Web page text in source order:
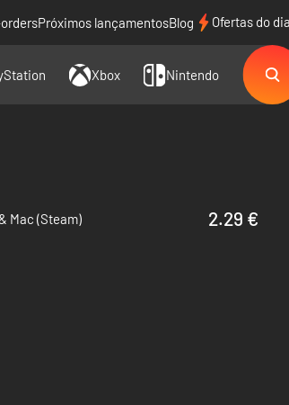
Próximos lançamentosBlog Ofertas do
Xbox Nintendo
Mac (Steam)
2.29 €